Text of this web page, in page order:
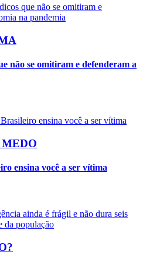
não se omitiram e defenderam a
ensina você a ser vítima